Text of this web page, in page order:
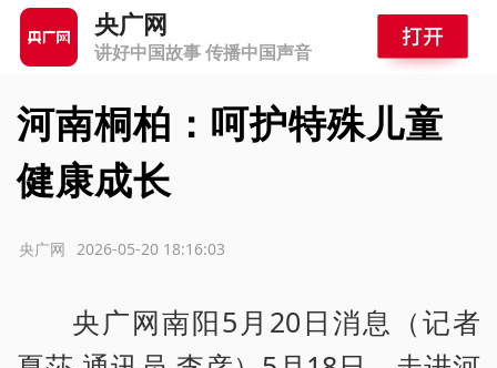
央广网
讲好中国故事 传播中国声音
河南桐柏：呵护特殊儿童
健康成长
2026-05-20 18:16:03
央广网
央广网南阳5月20日消息（记者